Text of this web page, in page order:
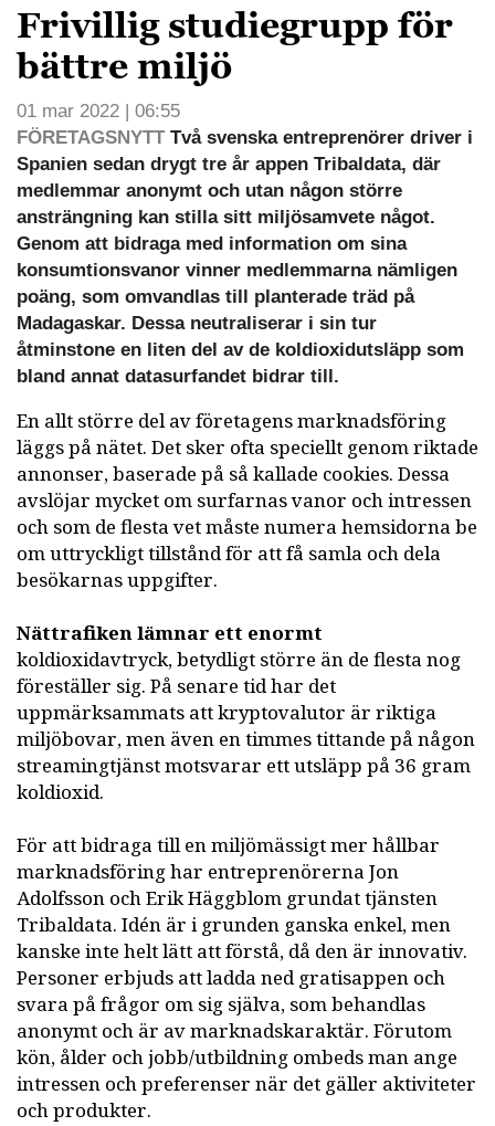
Frivillig studiegrupp för
bättre miljö
01 mar 2022 | 06:55
FÖRETAGSNYTTTvå svenska entreprenörer driver i
Spanien sedan drygt tre år appen Tribaldata, där
medlemmar anonymt och utan någon större
ansträngning kan stilla sitt miljösamvete något.
Genom att bidraga med information om sina
konsumtionsvanor vinner medlemmarna nämligen
poäng, som omvandlas till planterade träd på
Madagaskar. Dessa neutraliserar i sin tur
åtminstone en liten del av de koldioxidutsläpp som
bland annat datasurfandet bidrar till.
En allt större del av företagens marknadsföring
läggs på nätet. Det sker ofta speciellt genom riktade
annonser, baserade på så kallade cookies. Dessa
avslöjar mycket om surfarnas vanor och intressen
och som de flesta vet måste numera hemsidorna be
om uttryckligt tillstånd för att få samla och dela
besökarnas uppgifter.
Nättrafiken lämnar ett enormt
koldioxidavtryck, betydligt större än de flesta nog
föreställer sig. På senare tid har det
uppmärksammats att kryptovalutor är riktiga
miljöbovar, men även en timmes tittande på någon
streamingtjänst motsvarar ett utsläpp på 36 gram
koldioxid.
För att bidraga till en miljömässigt mer hållbar
marknadsföring har entreprenörerna Jon
Adolfsson och Erik Häggblom grundat tjänsten
Tribaldata. Idén är i grunden ganska enkel, men
kanske inte helt lätt att förstå, då den är innovativ.
Personer erbjuds att ladda ned gratisappen och
svara på frågor om sig själva, som behandlas
anonymt och är av marknadskaraktär. Förutom
kön, ålder och jobb/utbildning ombeds man ange
intressen och preferenser när det gäller aktiviteter
och produkter.